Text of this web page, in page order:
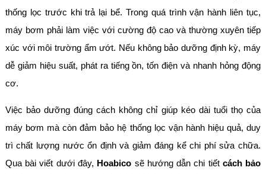
thống lọc trước khi trả lại bể. Trong quá trình vận hành liên tục,
máy bơm phải làm việc với cường độ cao và thường xuyên tiếp
xúc với môi trường ẩm ướt. Nếu không bảo dưỡng định kỳ, máy
dễ giảm hiệu suất, phát ra tiếng ồn, tốn điện và nhanh hỏng động
cơ.
Việc bảo dưỡng đúng cách không chỉ giúp kéo dài tuổi thọ của
máy bơm mà còn đảm bảo hệ thống lọc vận hành hiệu quả, duy
trì chất lượng nước ổn định và giảm đáng kể chi phí sửa chữa.
Qua bài viết dưới đây, Hoabico sẽ hướng dẫn chi tiết cách bảo